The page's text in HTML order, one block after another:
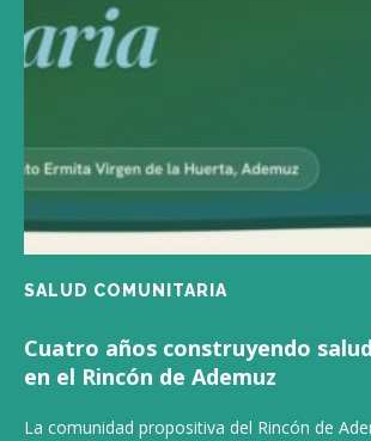
SALUD COMUNITARIA
Cuatro años construyendo
en el Rincón de Ademuz
La comunidad propositiva del Rincón de